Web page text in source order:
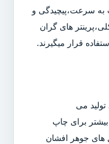
به سرعت،پیچیدگی و
های گران
قرار میگیرند.
می
بیشتر برای چاپ
های جوهر افشان